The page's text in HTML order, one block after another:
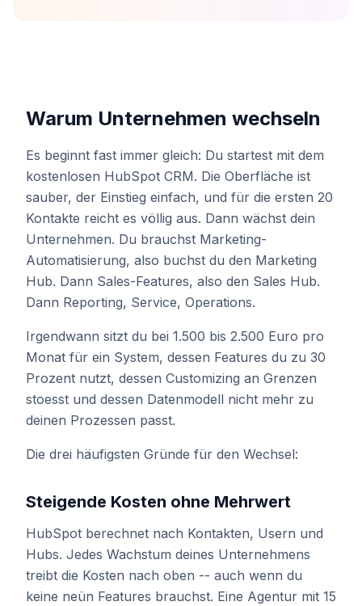
Warum Unternehmen wechseln
Es beginnt fast immer gleich: Du startest mit dem
kostenlosen HubSpot CRM. Die Oberfläche ist
sauber, der Einstieg einfach, und für die ersten 20
Kontakte reicht es völlig aus. Dann wächst dein
Unternehmen. Du brauchst Marketing-
Automatisierung, also buchst du den Marketing
Hub. Dann Sales-Features, also den Sales Hub.
Dann Reporting, Service, Operations.
Irgendwann sitzt du bei 1.500 bis 2.500 Euro pro
Monat für ein System, dessen Features du zu 30
Prozent nutzt, dessen Customizing an Grenzen
stoesst und dessen Datenmodell nicht mehr zu
deinen Prozessen passt.
Die drei häufigsten Gründe für den Wechsel:
Steigende Kosten ohne Mehrwert
HubSpot berechnet nach Kontakten, Usern und
Hubs. Jedes Wachstum deines Unternehmens
treibt die Kosten nach oben -- auch wenn du
keine neün Features brauchst. Eine Agentur mit 15